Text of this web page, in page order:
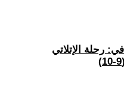
رحلة الإتلاتي